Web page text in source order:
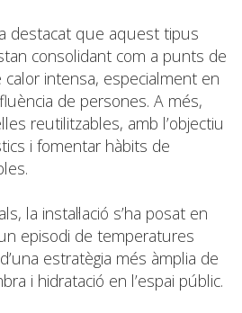
destacat que aquest tipus
consolidant com a punts de
intensa, especialment en
de persones. A més,
reutilitzables, amb l’objectiu
i fomentar hàbits de
la instal·lació s’ha posat en
episodi de temperatures
estratègia més àmplia de
i hidratació en l’espai públic.